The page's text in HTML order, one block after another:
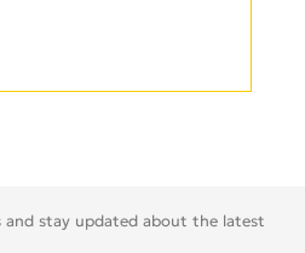
and stay updated about the latest